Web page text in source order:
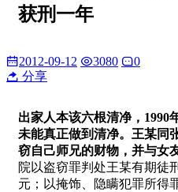
获刑一年
2012-09-12 3080
0
分享
出家人本该六根清净，1990
未能真正做到清净。王某同
窃自己师兄的财物，并与女
院以盗窃罪判处王某有期徒
元；以掩饰、隐瞒犯罪所得